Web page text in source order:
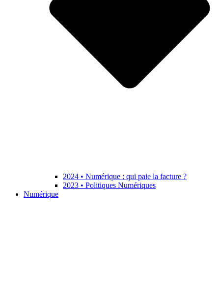
2024 • Numérique : qui paie la facture ?
2023 • Politiques Numériques
Numérique